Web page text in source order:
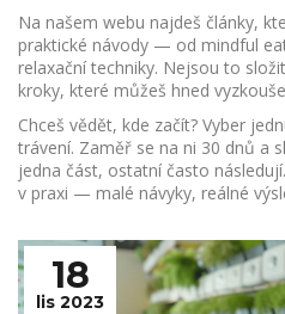
Na našem webu najdeš články,
praktické návody — od mindful
relaxační techniky. Nejsou to
kroky, které můžeš hned
Chceš vědět, kde začít? Vyber
trávení. Zaměř se na ni 30 dnů a
jedna část, ostatní často
v praxi — malé návyky, reálné
18
lis 2023